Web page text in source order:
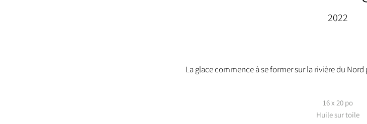
2022
La glace commence à se former sur la rivière du
16 x 20 po
Huile sur toile